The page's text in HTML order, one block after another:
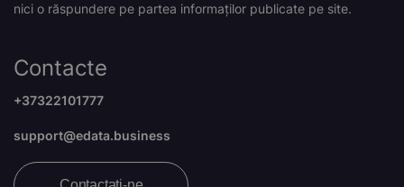
nici o răspundere pe partea informaților publicate pe site.
Contacte
+37322101777
support@edata.business